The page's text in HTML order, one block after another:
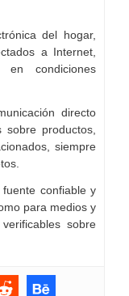
del hogar,
a Internet,
en condiciones
directo
productos,
siempre
confiable y
para medios y
sobre